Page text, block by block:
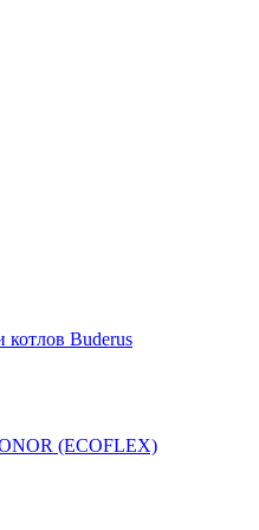
котлов Buderus
(ECOFLEX)